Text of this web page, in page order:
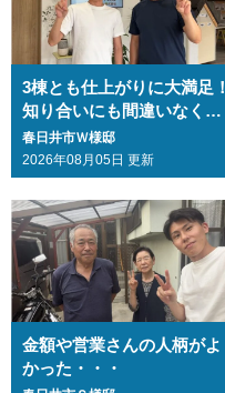
3棟とも仕上がりに大満足！
知り合いにも間違いなくお
勧めします・・・
春日井市Ｗ様邸
2026年08月05日 更新
金額や営業さんの人柄がよ
かった・・・